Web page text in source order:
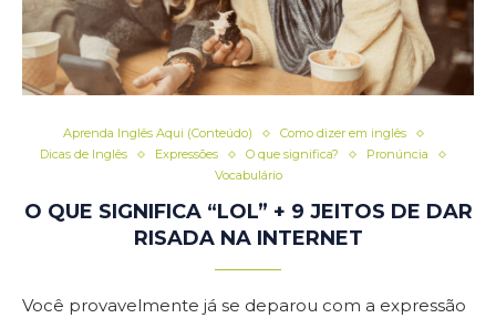
Aprenda Inglês Aqui (Conteúdo)
Como dizer em inglês
Dicas de Inglês
Expressões O que significa?
Pronúncia
Vocabulário
O QUE SIGNIFICA “LOL” + 9 JEITOS DE DAR
RISADA NA INTERNET
Você provavelmente já se deparou com a expressão